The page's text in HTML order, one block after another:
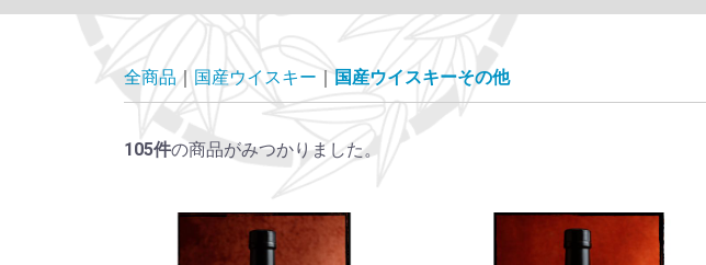
全商品 国産ウイスキー 国産ウイスキーその他
105件の商品がみつかりました。